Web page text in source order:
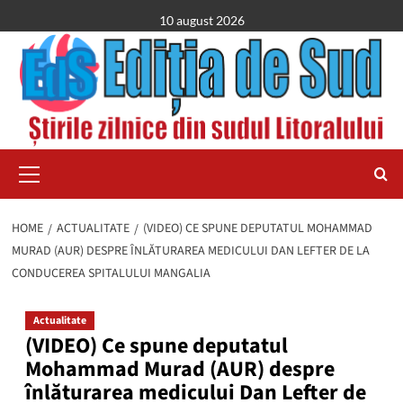
to
content
10 august 2026
Menu
HOME ACTUALITATE
(VIDEO) CE SPUNE DEPUTATUL MOHAMMAD
MURAD (AUR) DESPRE ÎNLĂTURAREA MEDICULUI DAN LEFTER DE LA
CONDUCEREA SPITALULUI MANGALIA
Actualitate
(VIDEO) Ce spune deputatul
Mohammad Murad (AUR) despre
înlăturarea medicului Dan Lefter de